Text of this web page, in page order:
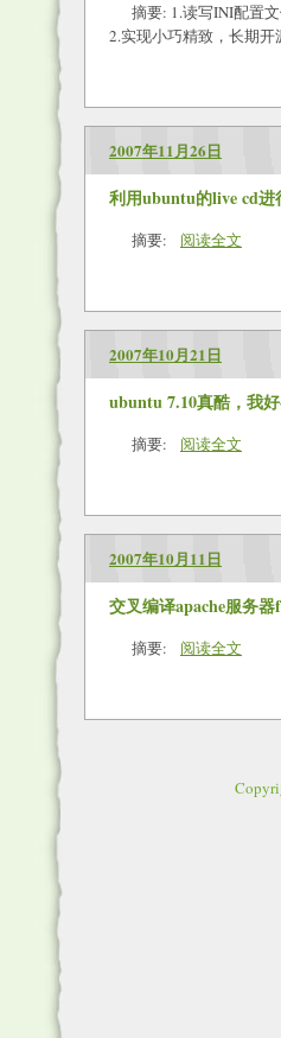
摘要: 1.读写INI配置文
2.实现小巧精致，长期开
2007年11月26日
利用ubuntu的live cd进
摘要: 阅读全文
2007年10月21日
ubuntu 7.10真酷，我
摘要: 阅读全文
2007年10月11日
交叉编译apache服务
摘要: 阅读全文